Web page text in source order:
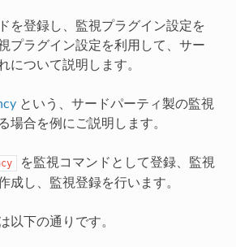
を登録し、監視プラグイン設定を
プラグイン設定を利用して、サー
について説明します。
という、サードパーティ製の監視
場合を例にご説明します。
を監視コマンドとして登録、監視
成し、監視登録を行います。
以下の通りです。